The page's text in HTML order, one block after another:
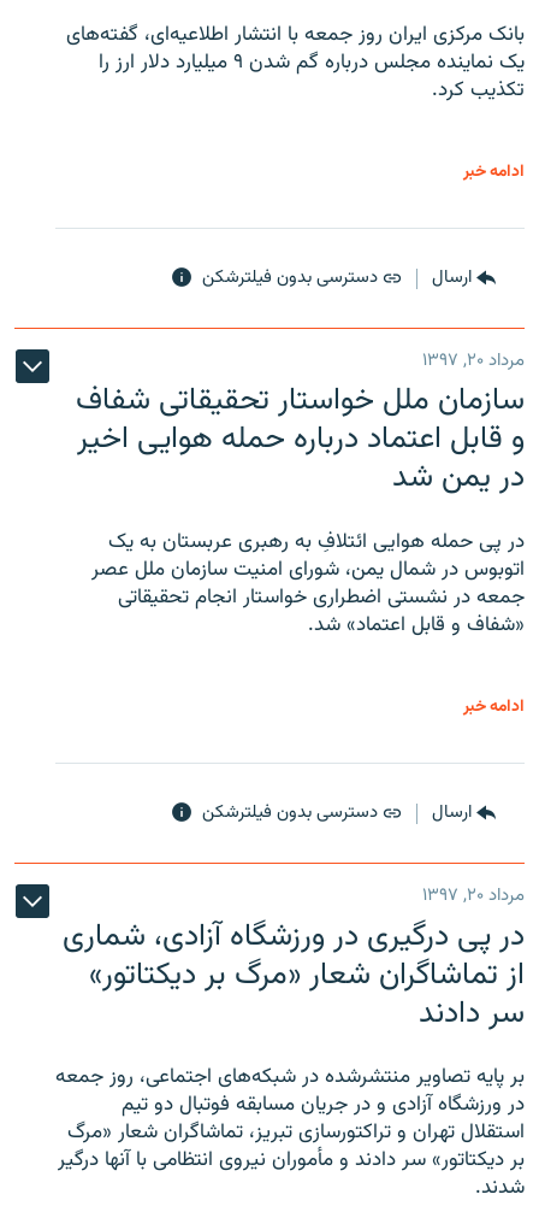
بانک مرکزی ایران روز جمعه با انتشار اطلاعیه‌ای، گفته‌های
یک نماینده مجلس درباره گم شدن ۹ میلیارد دلار ارز را
تکذیب کرد.
ادامه خبر
ارسال دسترسی بدون فیلترشکن
مرداد ۲۰, ۱۳۹۷
سازمان ملل خواستار تحقیقاتی شفاف
و قابل اعتماد درباره حمله هوایی اخیر
در یمن شد
در پی حمله هوایی ائتلافِ به رهبری عربستان به یک
اتوبوس در شمال یمن، شورای امنیت سازمان ملل عصر
جمعه در نشستی اضطراری خواستار انجام تحقیقاتی
«شفاف و قابل اعتماد» شد.
ادامه خبر
ارسال دسترسی بدون فیلترشکن
مرداد ۲۰, ۱۳۹۷
در پی درگیری در ورزشگاه آزادی، شماری
از تماشاگران شعار «مرگ بر دیکتاتور»
سر دادند
بر پایه تصاویر منتشرشده در شبکه‌های اجتماعی، روز جمعه
در ورزشگاه آزادی و در جریان مسابقه فوتبال دو تیم
استقلال تهران و تراکتورسازی تبریز، تماشاگران شعار «مرگ
بر دیکتاتور» سر دادند و مأموران نیروی انتظامی با آنها درگیر
شدند.